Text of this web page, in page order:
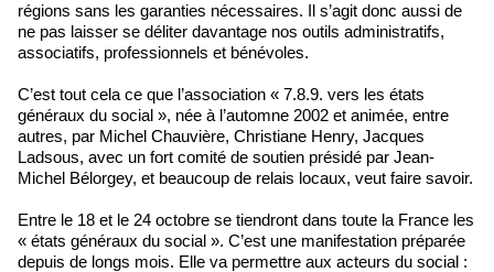
régions sans les garanties nécessaires. Il s’agit donc aussi de
ne pas laisser se déliter davantage nos outils administratifs,
associatifs, professionnels et bénévoles.
C’est tout cela ce que l’association « 7.8.9. vers les états
généraux du social », née à l’automne 2002 et animée, entre
autres, par Michel Chauvière, Christiane Henry, Jacques
Ladsous, avec un fort comité de soutien présidé par Jean-
Michel Bélorgey, et beaucoup de relais locaux, veut faire savoir.
Entre le 18 et le 24 octobre se tiendront dans toute la France les
« états généraux du social ». C’est une manifestation préparée
depuis de longs mois. Elle va permettre aux acteurs du social :